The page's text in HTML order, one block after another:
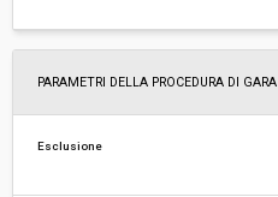
PARAMETRI DELLA PROCEDURA DI GARA
Esclusione